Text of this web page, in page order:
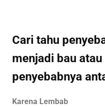
Cari tahu
menjadi bau
penyebabnya
Karena Lembab